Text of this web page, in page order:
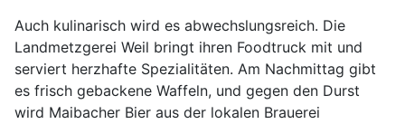
Auch kulinarisch wird es abwechslungsreich. Die
Landmetzgerei Weil bringt ihren Foodtruck mit und
serviert herzhafte Spezialitäten. Am Nachmittag gibt
es frisch gebackene Waffeln, und gegen den Durst
wird Maibacher Bier aus der lokalen Brauerei